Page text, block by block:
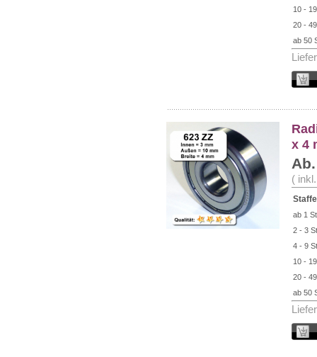
10 -
20 -
ab 50
x 4
(
ab 1
2 - 3
4 - 9
10 -
20 -
ab 50